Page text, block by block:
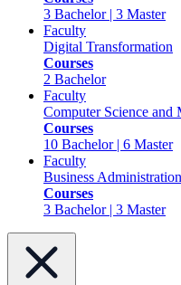
3 Bachelor | 3 Master
Faculty
Digital Transformation
Courses
2 Bachelor
Faculty
Computer Science and
Courses
10 Bachelor | 6 Master
Faculty
Business
Courses
3 Bachelor | 3 Master